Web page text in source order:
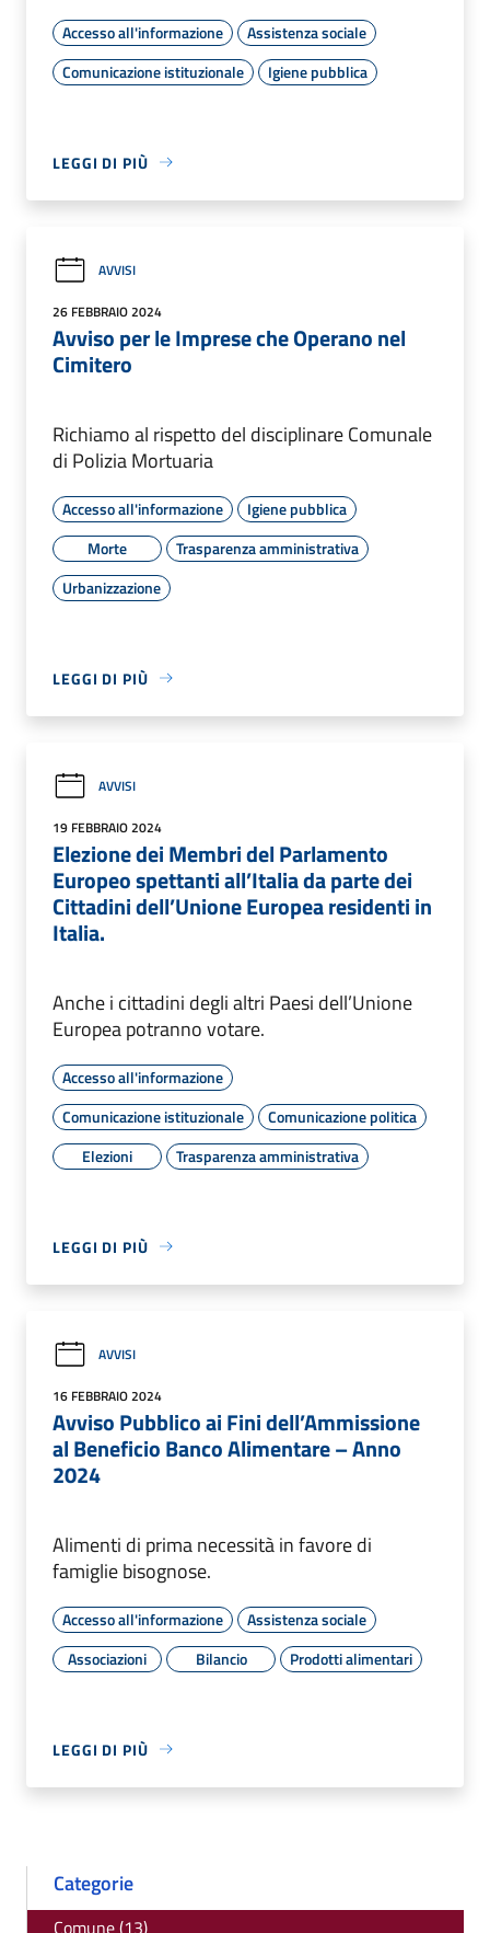
Accesso all'informazione
Assistenza sociale
Comunicazione istituzionale
Igiene pubblica
LEGGI DI PIÙ
AVVISI
26 FEBBRAIO 2024
Avviso per le Imprese che Operano nel
Cimitero
Richiamo al rispetto del disciplinare Comunale
di Polizia Mortuaria
Accesso all'informazione
Igiene pubblica
Morte
Trasparenza amministrativa
Urbanizzazione
LEGGI DI PIÙ
AVVISI
19 FEBBRAIO 2024
Elezione dei Membri del Parlamento
Europeo spettanti all’Italia da parte dei
Cittadini dell’Unione Europea residenti in
Italia.
Anche i cittadini degli altri Paesi dell’Unione
Europea potranno votare.
Accesso all'informazione
Comunicazione istituzionale
Comunicazione politica
Elezioni
Trasparenza amministrativa
LEGGI DI PIÙ
AVVISI
16 FEBBRAIO 2024
Avviso Pubblico ai Fini dell’Ammissione
al Beneficio Banco Alimentare – Anno
2024
Alimenti di prima necessità in favore di
famiglie bisognose.
Accesso all'informazione
Assistenza sociale
Associazioni
Bilancio Prodotti alimentari
LEGGI DI PIÙ
Categorie
Comune (13)